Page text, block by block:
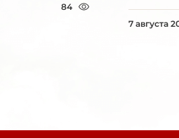
84
7 августа